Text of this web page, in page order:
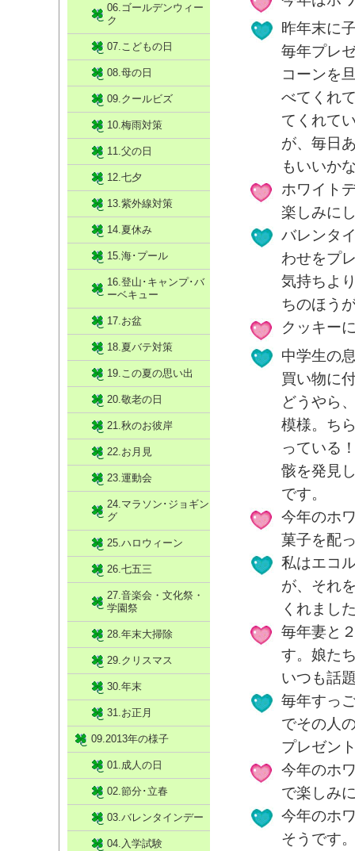
昨年末に
毎年プレ
コーンを
べてくれ
てくれて
が、毎日
もいいか
ホワイト
楽しみに
バレンタ
わせをプ
気持ちよ
ちのほう
クッキー
中学生の
買い物に
どうやら
模様。ち
っている
骸を発見
です。
今年のホ
菓子を配
私はエコ
が、それ
くれまし
毎年妻と
す。娘た
いつも話
毎年すっ
でその人
プレゼン
今年のホ
で楽しみ
今年のホ
そうです
06.ゴールデンウィー
ク
07.こどもの日
08.母の日
09.クールビズ
10.梅雨対策
11.父の日
12.七夕
13.紫外線対策
14.夏休み
15.海･プール
16.登山･キャンプ･バ
ーベキュー
17.お盆
18.夏バテ対策
19.この夏の思い出
20.敬老の日
21.秋のお彼岸
22.お月見
23.運動会
24.マラソン･ジョギン
グ
25.ハロウィーン
26.七五三
27.音楽会・文化祭・
学園祭
28.年末大掃除
29.クリスマス
30.年末
31.お正月
09.2013年の様子
01.成人の日
02.節分･立春
03.バレンタインデー
04.入学試験